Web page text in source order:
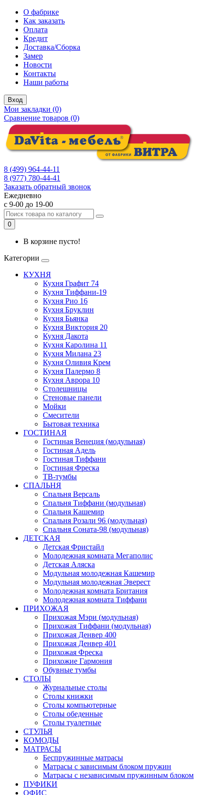
О фабрике
Как заказать
Оплата
Кредит
Доставка/Сборка
Замер
Новости
Контакты
Наши работы
Вход
Мои закладки (0)
Сравнение товаров (0)
8 (499) 964-44-11
8 (977) 780-44-41
Заказать обратный звонок
Ежедневно
с 9-00 до 19-00
0
В корзине пусто!
Категории
КУХНЯ
Кухня Графит 74
Кухня Тиффани-19
Кухня Рио 16
Кухня Бруклин
Кухня Бьянка
Кухня Виктория 20
Кухня Дакота
Кухня Каролина 11
Кухня Милана 23
Кухня Оливия Крем
Кухня Палермо 8
Кухня Аврора 10
Столешницы
Стеновые панели
Мойки
Смесители
Бытовая техника
ГОСТИНАЯ
Гостиная Венеция (модульная)
Гостиная Адель
Гостиная Тиффани
Гостиная Фреска
ТВ-тумбы
СПАЛЬНЯ
Спальня Версаль
Спальня Тиффани (модульная)
Спальня Кашемир
Спальня Розали 96 (модульная)
Спальня Соната-98 (модульная)
ДЕТСКАЯ
Детская Фристайл
Молодежная комната Мегаполис
Детская Аляска
Модульная молодежная Кашемир
Модульная молодежная Эверест
Молодежная комната Британия
Молодежная комната Тиффани
ПРИХОЖАЯ
Прихожая Мэри (модульная)
Прихожая Тиффани (модульная)
Прихожая Денвер 400
Прихожая Денвер 401
Прихожая Фреска
Прихожие Гармония
Обувные тумбы
СТОЛЫ
Журнальные столы
Столы книжки
Столы компьютерные
Столы обеденные
Столы туалетные
СТУЛЬЯ
КОМОДЫ
МАТРАСЫ
Беспружинные матрасы
Матрасы с зависимым блоком пружин
Матрасы с независимым пружинным блоком
ПУФИКИ
ОФИС